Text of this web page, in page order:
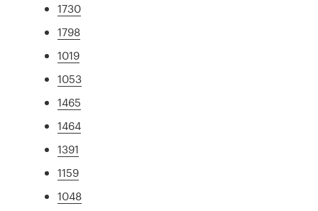
1730
1798
1019
1053
1465
1464
1391
1159
1048